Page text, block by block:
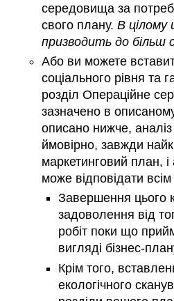
аналіз
Прогнозовані
фінансові
та
галузеві
стандартні
коефіцієнти
Критичні
фактори
успіху
(аналіз
чутливості)
Посилання
Додатки
Список
предметів,
бізнесу
може
знадобитися
середовища за
свого плану. В цілому
призводить до більш
Або ви можете
соціального рівня та
розділ Операційне
зазначено в
описано нижче, аналіз
ймовірно, завжди
маркетинговий план, і
може відповідати
Завершення цього
задоволення від
робіт поки що
вигляді бізнес-
Крім того,
екологічного